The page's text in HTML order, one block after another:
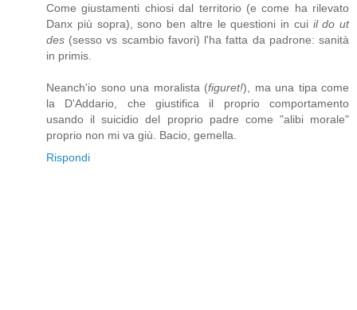
Come giustamenti chiosi dal territorio (e come ha rilevato
Danx più sopra), sono ben altre le questioni in cui il do ut
des (sesso vs scambio favori) l'ha fatta da padrone: sanità
in primis.
Neanch'io sono una moralista (figuret!), ma una tipa come
la D'Addario, che giustifica il proprio comportamento
usando il suicidio del proprio padre come "alibi morale"
proprio non mi va giù. Bacio, gemella.
Rispondi